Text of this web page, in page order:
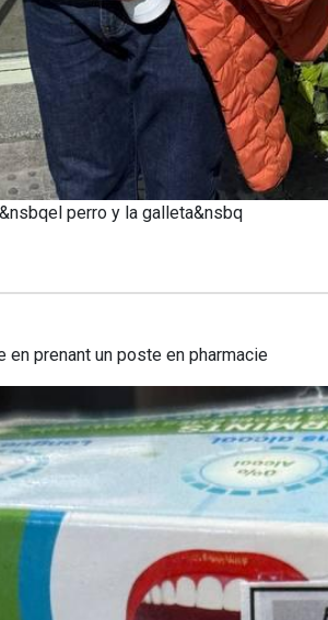
perro y la galleta&nsbq
en prenant un poste en pharmacie